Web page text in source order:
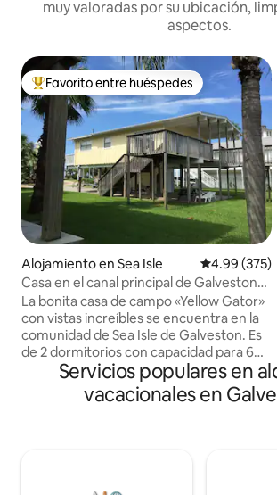
muy valoradas por su ubicación,
aspectos.
Favorito entre huéspedes preferido
Favorito entre huéspedes
Alojamiento en Sea Isle Calificación
4.99 (375)
Casa en el canal principal de Galveston
con vistas a la bahía
La bonita casa de campo «Yellow Gator»
con vistas increíbles se encuentra en la
comunidad de Sea Isle de Galveston. Es
de 2 dormitorios con capacidad para 6
personas (con sofá cama tamaño
ducha exterior fría/caliente está a solo
disponible). La pesca es fantástica en
Servicios populares en
vacacionales en